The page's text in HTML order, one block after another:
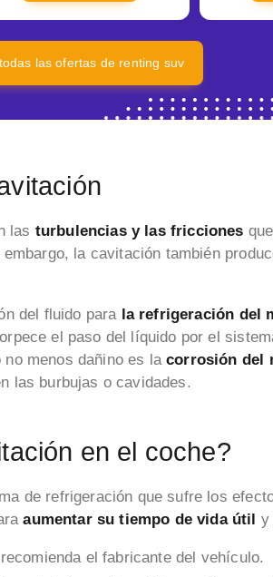
las ofertas de renting suv
las turbulencias y las fricciones
la cavitación también
del fluido para la refrigeración del
el paso del líquido por el
no menos dañino es lacorrosión del
las burbujas o cavidades.
en el coche?
de refrigeración que sufre los
aumentar su tiempo de vida útil y
el fabricante del vehículo.